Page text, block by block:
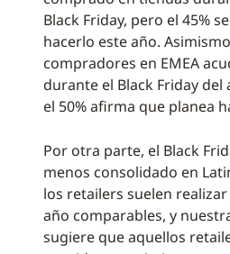
Black Friday, pero el 45%
hacerlo este año.
compradores en EMEA
durante el Black Friday del
el 50% afirma que planea
Por otra parte, el Black
menos consolidado en
los retailers suelen
año comparables, y
sugiere que aquellos